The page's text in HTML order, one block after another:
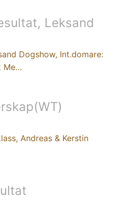
Leksand
Dogshow, Int.domare:
Me…
Andreas & Kerstin